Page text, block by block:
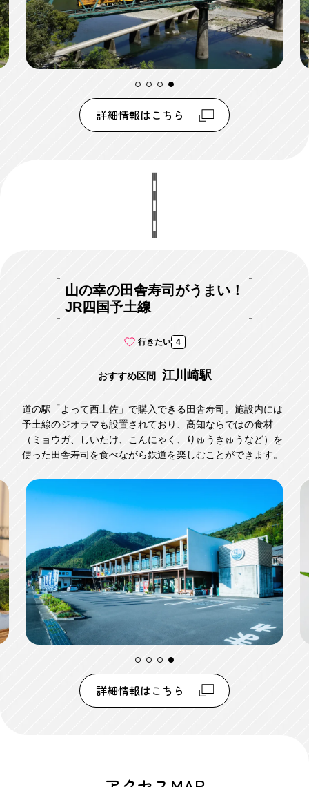
詳細情報はこちら
山の幸の田舎寿司がうまい！
JR四国予土線
行きたい 4
おすすめ区間 江川崎駅
道の駅「よって西土佐」で購入できる田舎寿司。施設内には
予土線のジオラマも設置されており、高知ならではの食材
（ミョウガ、しいたけ、こんにゃく、りゅうきゅうなど）を
使った田舎寿司を食べながら鉄道を楽しむことができます。
詳細情報はこちら